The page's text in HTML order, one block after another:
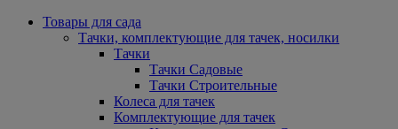
Товары для сада
Тачки, комплектующие для тачек, носилки
Тачки
Тачки Садовые
Тачки Строительные
Колеса для тачек
Комплектующие для тачек